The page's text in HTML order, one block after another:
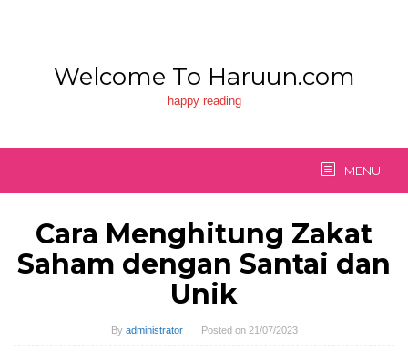
Welcome To Haruun.com
happy reading
MENU
Cara Menghitung Zakat
Saham dengan Santai dan
Unik
By administrator Posted on 21/07/2023